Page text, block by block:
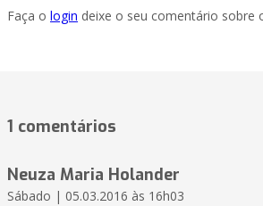
Faça o login deixe o seu comentário sobre
1 comentários
Neuza Maria Holander
Sábado | 05.03.2016 às 16h03